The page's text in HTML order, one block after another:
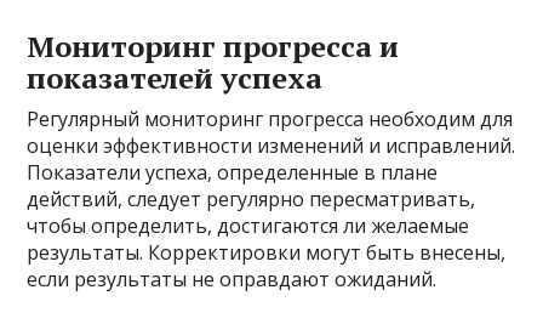
Мониторинг прогресса и
показателей успеха
Регулярный мониторинг прогресса необходим для
оценки эффективности изменений и исправлений.
Показатели успеха, определенные в плане
действий, следует регулярно пересматривать,
чтобы определить, достигаются ли желаемые
результаты. Корректировки могут быть внесены,
если результаты не оправдают ожиданий.